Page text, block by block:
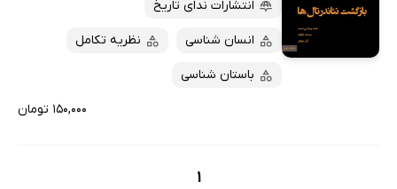
پرفروش‌ها
پربحث‌ها
انتشارات ندای تاریخ
انسان شناسی نظریه تکامل
باستان شناسی
۱۵۰,۰۰۰ تومان
1